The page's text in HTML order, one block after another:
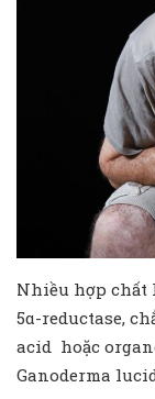
Nhiều hợp chất
5α-reductase,
acid hoặc
Ganoderma